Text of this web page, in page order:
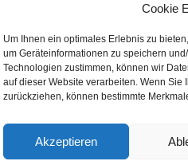
Cookie
Um Ihnen ein optimales Erlebnis zu
um Geräteinformationen zu speichern
Technologien zustimmen, können wir
auf dieser Website verarbeiten. Wenn Sie
zurückziehen, können bestimmte
Akzeptieren